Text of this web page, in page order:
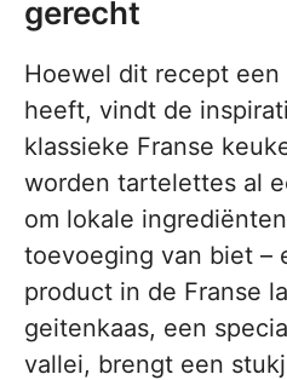
gerecht
Hoewel dit recept
heeft, vindt de
klassieke Franse
worden tartelettes al
om lokale
toevoeging van biet –
product in de Franse
geitenkaas, een
vallei, brengt een